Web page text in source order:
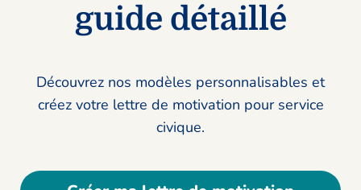
guide détaillé
Découvrez nos modèles personnalisables et
créez votre lettre de motivation pour service
civique.